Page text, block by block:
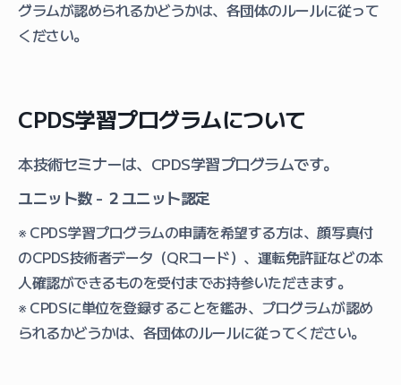
グラムが認められるかどうかは、各団体のルールに従って
ください。
CPDS学習プログラムについて
本技術セミナーは、CPDS学習プログラムです。
ユニット数 - ２ユニット認定
※ CPDS学習プログラムの申請を希望する方は、顔写真付
のCPDS技術者データ（QRコード）、運転免許証などの本
人確認ができるものを受付までお持参いただきます。
※ CPDSに単位を登録することを鑑み、プログラムが認め
られるかどうかは、各団体のルールに従ってください。